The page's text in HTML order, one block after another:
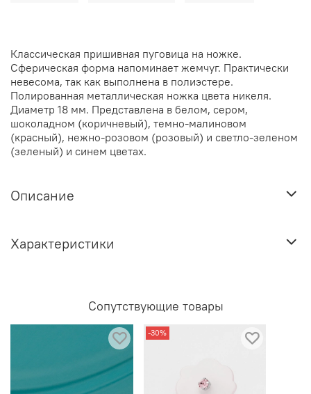
Классическая пришивная пуговица на ножке.
Сферическая форма напоминает жемчуг. Практически
невесома, так как выполнена в полиэстере.
Полированная металлическая ножка цвета никеля.
Диаметр 18 мм. Представлена в белом, сером,
шоколадном (коричневый), темно-малиновом
(красный), нежно-розовом (розовый) и светло-зеленом
(зеленый) и синем цветах.
Описание
Характеристики
Сопутствующие товары
-30%